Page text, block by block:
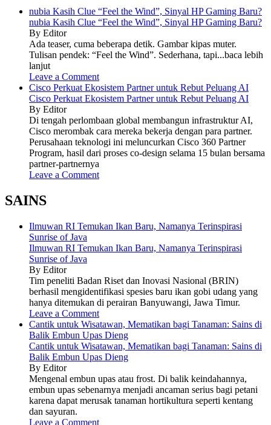
nubia Kasih Clue “Feel the Wind”, Sinyal HP Gaming Baru?
nubia Kasih Clue “Feel the Wind”, Sinyal HP Gaming Baru?
By Editor
Ada teaser, cuma beberapa detik. Gambar kipas muter.
Tulisan pendek: “Feel the Wind”. Sederhana, tapi...baca lebih
lanjut
Leave a Comment
Cisco Perkuat Ekosistem Partner untuk Rebut Peluang AI
Cisco Perkuat Ekosistem Partner untuk Rebut Peluang AI
By Editor
Di tengah perlombaan global membangun infrastruktur AI,
Cisco merombak cara mereka bekerja dengan para partner.
Perusahaan teknologi ini meluncurkan Cisco 360 Partner
Program, hasil dari proses co-design selama 15 bulan bersama
partner-partnernya
Leave a Comment
SAINS
Ilmuwan RI Temukan Ikan Baru, Namanya Terinspirasi
Sunrise of Java
Ilmuwan RI Temukan Ikan Baru, Namanya Terinspirasi
Sunrise of Java
By Editor
Tim peneliti Badan Riset dan Inovasi Nasional (BRIN)
berhasil mengidentifikasi spesies baru ikan gobi udang yang
hanya ditemukan di perairan Banyuwangi, Jawa Timur.
Leave a Comment
Cantik untuk Wisatawan, Mematikan bagi Tanaman: Sains di
Balik Embun Upas Dieng
Cantik untuk Wisatawan, Mematikan bagi Tanaman: Sains di
Balik Embun Upas Dieng
By Editor
Mengenal embun upas atau frost. Di balik keindahannya,
embun upas sebenarnya menjadi ancaman serius bagi petani
karena dapat merusak tanaman hortikultura seperti kentang
dan sayuran.
Leave a Comment